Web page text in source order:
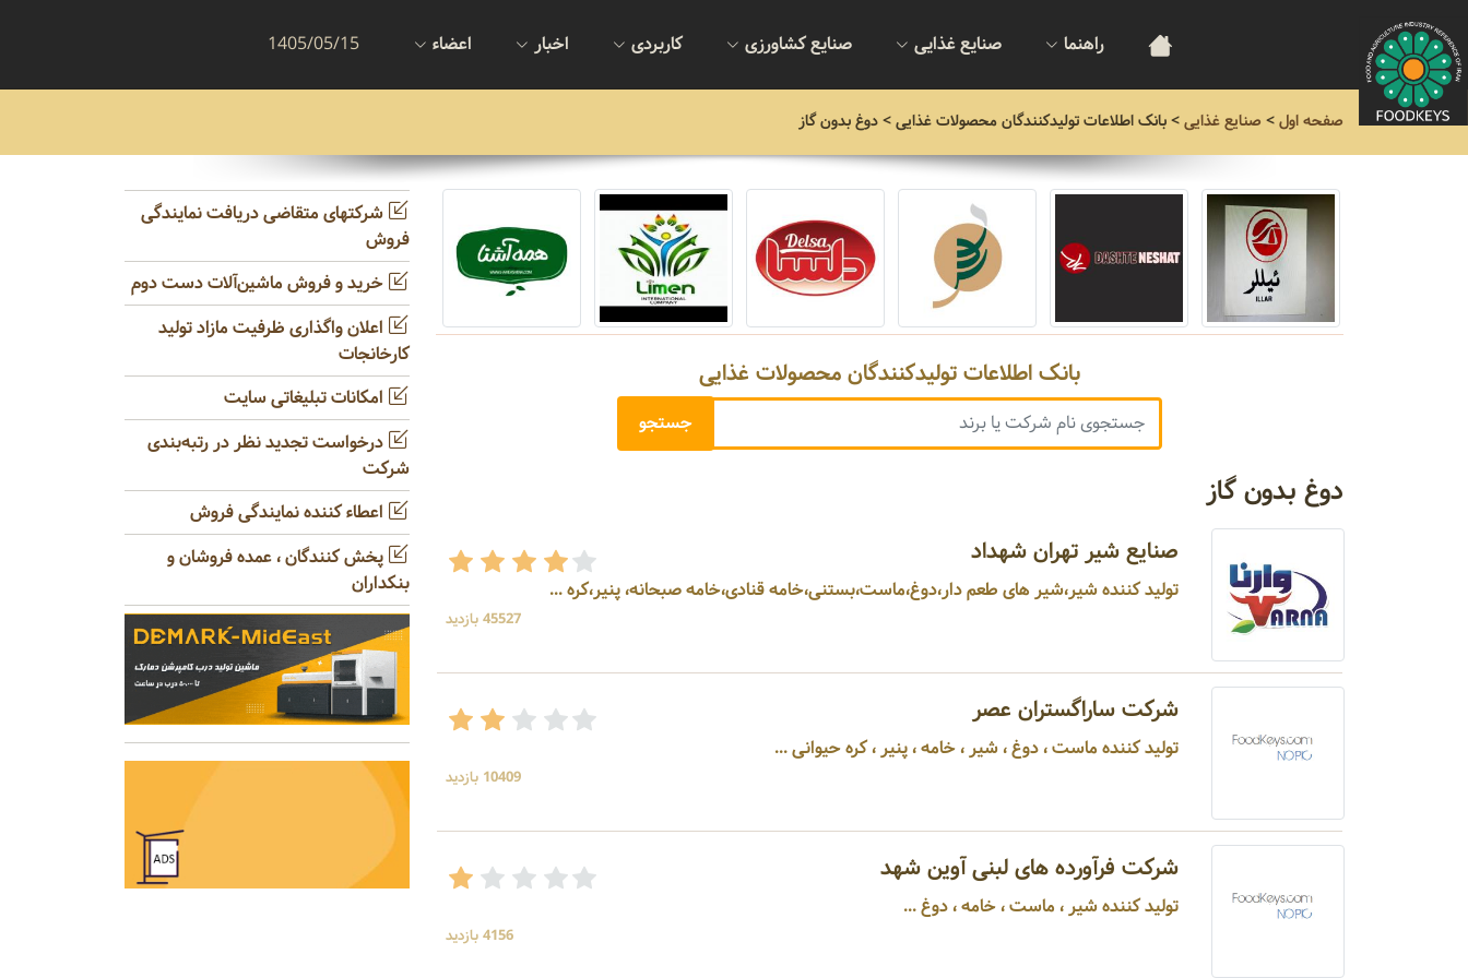
راهنما صنایع غذایی صنایع کشاورزی کاربردی اخبار اعضاء 1405/05/15
صفحه اول> صنایع غذایی>بانک اطلاعات تولیدکنندگان محصولات غذایی> دوغ بدون گاز
بانک اطلاعات تولیدکنندگان محصولات غذایی
دوغ بدون گاز
صنایع شیر تهران شهداد
تولید کننده شیر،شیر های طعم دار،دوغ،ماست،بستنی،خامه قنادی،خامه صبحانه، پنیر،کره ...
45527 بازدید
شرکت ساراگستران عصر
تولید کننده ماست ، دوغ ، شیر ، خامه ، پنیر ، کره حیوانی ...
10409 بازدید
شرکت فرآورده های لبنی آوین شهد
تولید کننده شیر ، ماست ، خامه ، دوغ ...
4156 بازدید
شرکتهای متقاضی دریافت نمایندگی
فروش
خرید و فروش ماشین‌آلات دست دوم
اعلان واگذاری ظرفیت مازاد تولید
کارخانجات
امکانات تبلیغاتی سایت
درخواست تجدید نظر در رتبه‌بندی
شرکت
اعطاء کننده نمایندگی فروش
پخش کنندگان ، عمده فروشان و
بنکداران